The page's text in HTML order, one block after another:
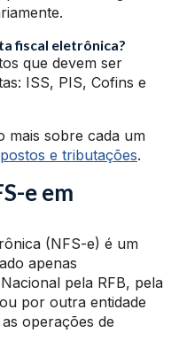
fiscal eletrônica?
que devem ser
ISS, PIS, Cofins e
mais sobre cada um
e tributações.
e em
(NFS-e) é um
apenas
pela RFB, pela
por outra entidade
operações de